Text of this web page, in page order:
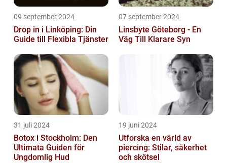
09 september 2024
Drop in i Linköping: Din
Guide till Flexibla Tjänster
07 september 2024
Linsbyte Göteborg - En
Väg Till Klarare Syn
31 juli 2024
Botox i Stockholm: Den
Ultimata Guiden för
Ungdomlig Hud
19 juni 2024
Utforska en värld av
piercing: Stilar, säkerhet
och skötsel